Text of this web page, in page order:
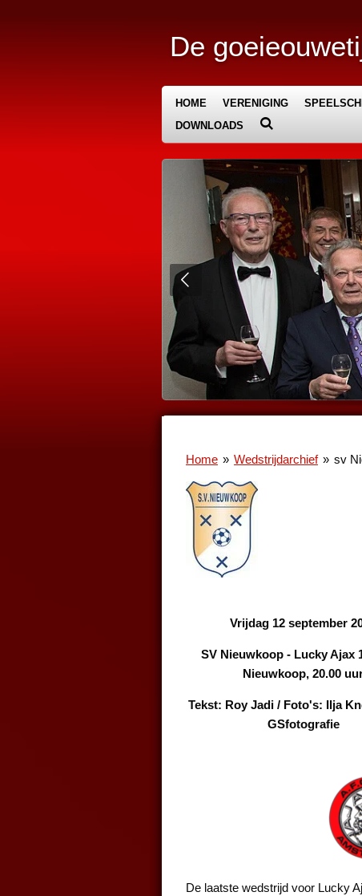
De
HOME VERENIGING
DOWNLOADS
Home » Wedstrijdarchief » sv
Vrijdag 12 september
SV Nieuwkoop - Lucky Ajax
Nieuwkoop, 20.00
Tekst: Roy Jadi / Foto's: Ilja
GSfotografie
De laatste wedstrijd voor Lucky